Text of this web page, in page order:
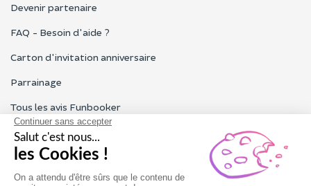
Devenir partenaire
FAQ - Besoin d'aide ?
Carton d'invitation anniversaire
Parrainage
Tous les avis Funbooker
Particuliers, entreprises, professionnels
Notre service client est ouvert du lundi au vendredi de 9h à 18h